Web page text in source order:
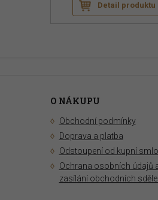
Detail produktu
O NÁKUPU
Obchodní podmínky
Doprava a platba
Odstoupení od kupní
Ochrana osobních údajů
zasílání obchodních